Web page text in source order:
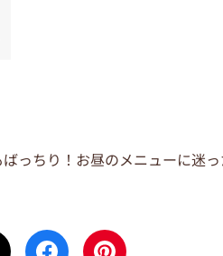
っちり！お昼のメニューに迷っ